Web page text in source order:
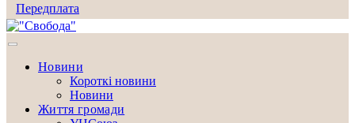
Передплата
Новини
Короткі новини
Новини
Життя громади